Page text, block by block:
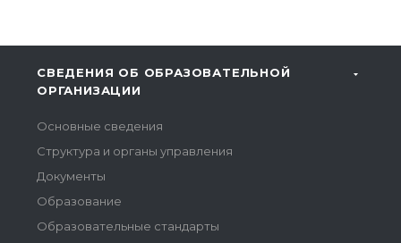
СВЕДЕНИЯ ОБ ОБРАЗОВАТЕЛЬНОЙ
ОРГАНИЗАЦИИ
Основные сведения
Структура и органы управления
Документы
Образование
Образовательные стандарты